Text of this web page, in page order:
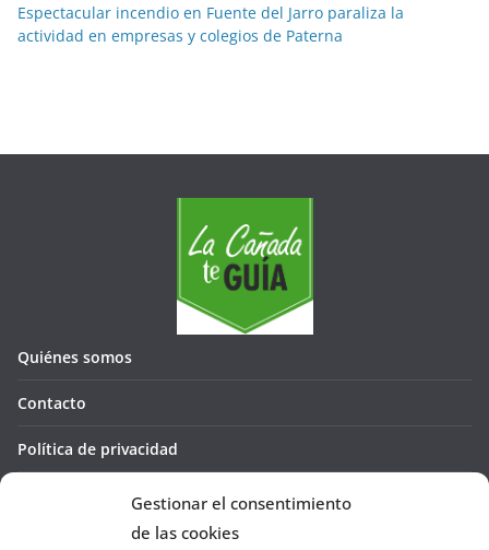
Gestionar el consentimiento
de las cookies
Espectacular incendio en Fuente del Jarro paraliza la
actividad en empresas y colegios de Paterna
Quiénes somos
Contacto
Política de privacidad
Política de cookies (UE)